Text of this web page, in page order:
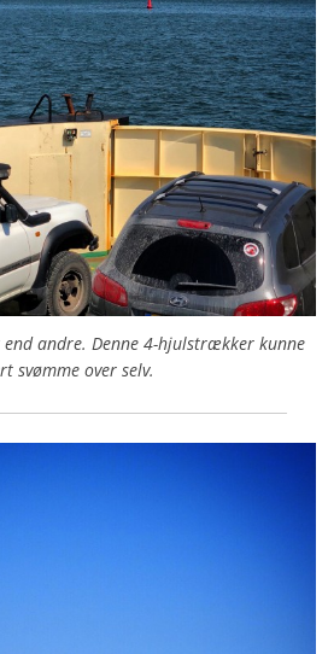
andre. Denne 4-hjulstrækker kunne
svømme over selv.